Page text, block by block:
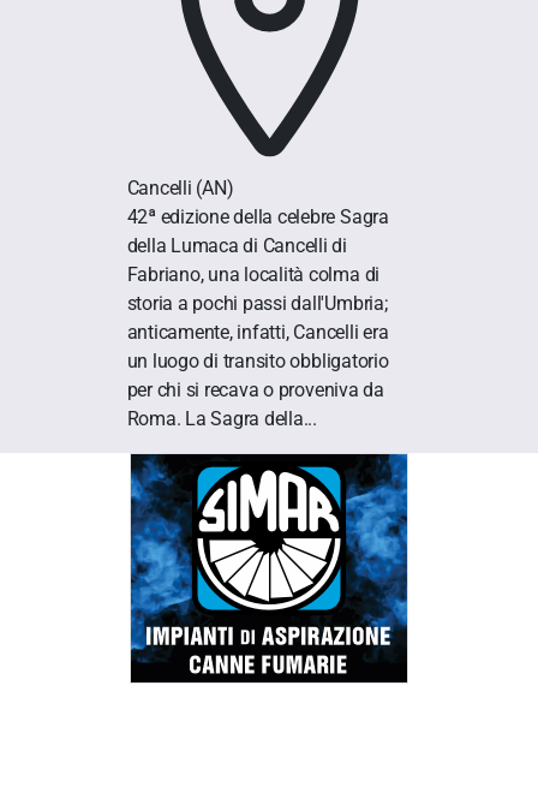
Cancelli (AN)
42ª edizione della celebre Sagra
della Lumaca di Cancelli di
Fabriano, una località colma di
storia a pochi passi dall'Umbria;
anticamente, infatti, Cancelli era
un luogo di transito obbligatorio
per chi si recava o proveniva da
Roma. La Sagra della...